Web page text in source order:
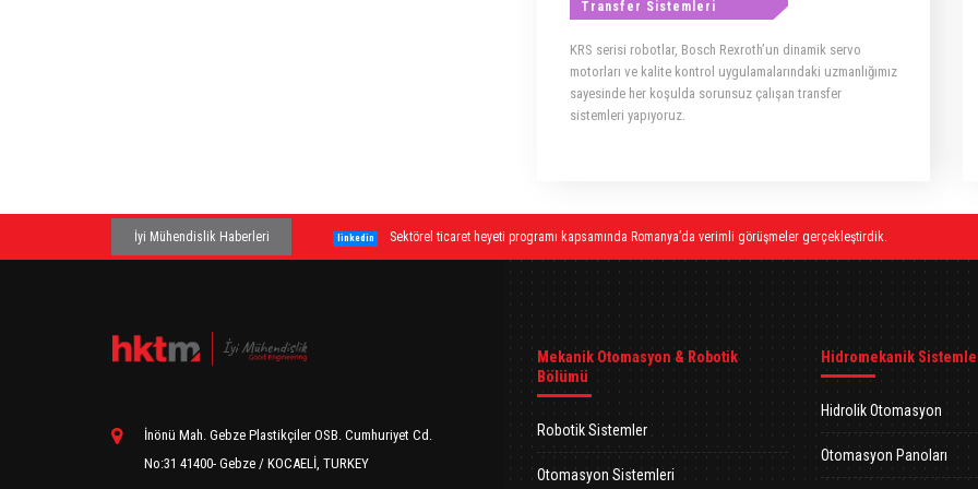
Transfer Sistemleri
KRS serisi robotlar, Bosch Rexroth’un dinamik servo
motorları ve kalite kontrol uygulamalarındaki uzmanlığımız
sayesinde her koşulda sorunsuz çalışan transfer
sistemleri yapıyoruz.
İyi Mühendislik Haberlerilinkedin Sektörel ticaret heyeti programı kapsamında Romanya’da verimli görüşmeler gerçekleştirdik.
İnönü Mah. Gebze Plastikçiler OSB. Cumhuriyet Cd.
No:31 41400- Gebze / KOCAELİ, TURKEY
Mekanik Otomasyon & Robotik
Bölümü
Robotik Sistemler
Otomasyon Sistemleri
Hidromekanik
Hidrolik Otomasyon
Otomasyon Panoları